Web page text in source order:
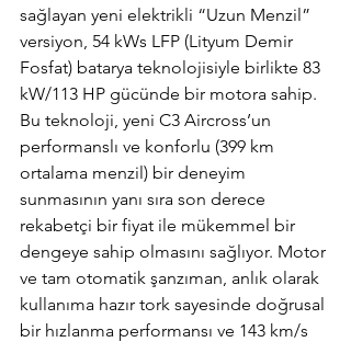
sağlayan yeni elektrikli “Uzun Menzil”
versiyon, 54 kWs LFP (Lityum Demir
Fosfat) batarya teknolojisiyle birlikte 83
kW/113 HP gücünde bir motora sahip.
Bu teknoloji, yeni C3 Aircross’un
performanslı ve konforlu (399 km
ortalama menzil) bir deneyim
sunmasının yanı sıra son derece
rekabetçi bir fiyat ile mükemmel bir
dengeye sahip olmasını sağlıyor. Motor
ve tam otomatik şanzıman, anlık olarak
kullanıma hazır tork sayesinde doğrusal
bir hızlanma performansı ve 143 km/s